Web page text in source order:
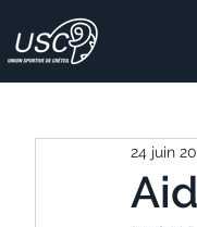
24 juin